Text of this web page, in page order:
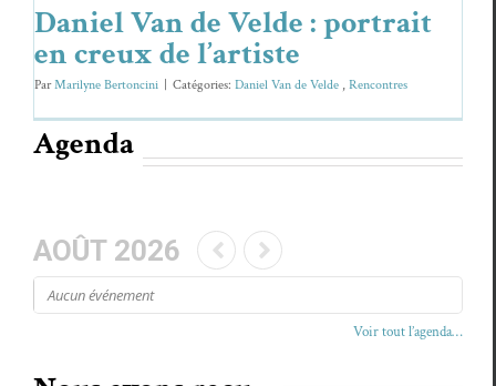
Daniel Van de Velde : portrait
en creux de l’artiste
ParMarilyne Bertoncini Caté­gories: Daniel Van de Velde , Ren­con­tres
Agenda
AOÛT 2026
Aucun événe­ment
Voir tout l’agenda…